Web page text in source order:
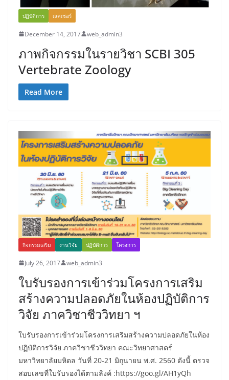
ปฏิบัติการ เลคเชอร์
December 14, 2017 web_admin3
ภาพกิจกรรมในรายวิชา SCBI 305
Vertebrate Zoology
Read More
กิจกรรมเสริม งานวิจัย ปฏิบัติการ โครงการ
July 26, 2017 web_admin3
ใบรับรองการเข้าร่วมโครงการเสริม
สร้างความปลอดภัยในห้องปฏิบัติการ
วิจัย ภาควิชาชีววิทยา ฯ
ใบรับรองการเข้าร่วมโครงการเสริมสร้างความปลอดภัยในห้อง
ปฏิบัติการวิจัย ภาควิชาชีววิทยา คณะวิทยาศาสตร์
มหาวิทยาลัยมหิดล วันที่ 20-21 มิถุนายน พ.ศ. 2560 ดังนี้ ตรวจ
สอบเลขที่ใบรับรองได้ตามลิงค์ :https://goo.gl/AH1yQh